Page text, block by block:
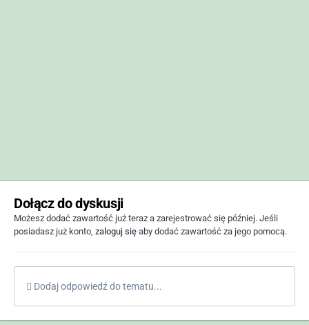
Dołącz do dyskusji
Możesz dodać zawartość już teraz a zarejestrować się później. Jeśli
posiadasz już konto, zaloguj się aby dodać zawartość za jego pomocą.
Dodaj odpowiedź do tematu...